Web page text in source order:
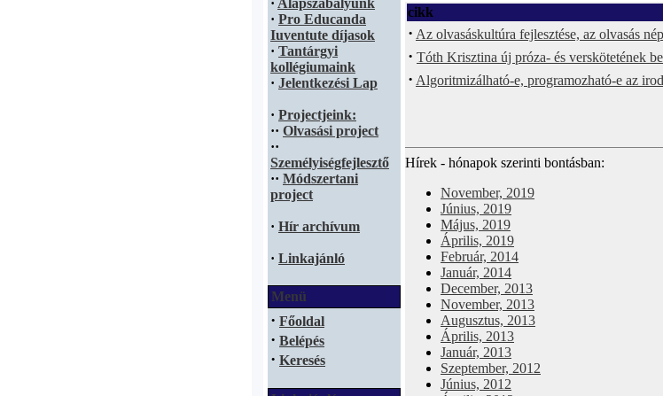
· Alapszabályunk
· Pro Educanda
Iuventute díjasok
· Tantárgyi
kollégiumaink
· Jelentkezési Lap
· Projectjeink:
·· Olvasási project
··
Személyiségfejlesztő
·· Módszertani
project
· Hír archívum
· Linkajánló
Menü
· Főoldal
· Belépés
· Keresés
cikk
· Az olvasáskultúra fejlesztése, az olvasás
· Tóth Krisztina új próza- és verskötetének
· Algoritmizálható-e, programozható-e az
Hírek - hónapok szerinti bontásban:
November, 2019
Június, 2019
Május, 2019
Április, 2019
Február, 2014
Január, 2014
December, 2013
November, 2013
Augusztus, 2013
Április, 2013
Január, 2013
Szeptember, 2012
Június, 2012